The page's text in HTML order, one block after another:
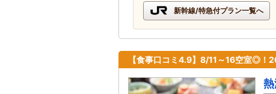
新幹線/特急付プラン一覧へ
【食事口コミ4.9】8/11～16空室◎